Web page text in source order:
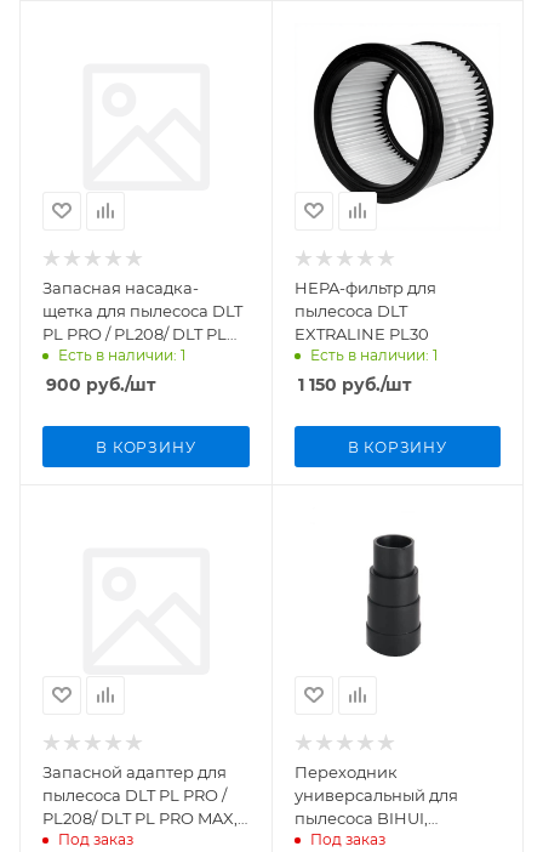
Запасная насадка-
щетка для пылесоса DLT
PL PRO / PL208/ DLT PL
PRO MAX, арт. 4547
Есть в наличии: 1
900 руб./шт
В КОРЗИНУ
HEPA-фильтр для
пылесоса DLT
EXTRALINE PL30
Есть в наличии: 1
1 150 руб./шт
В КОРЗИНУ
Запасной адаптер для
пылесоса DLT PL PRO /
PL208/ DLT PL PRO MAX,
арт.4546
Под заказ
Переходник
универсальный для
пылесоса BIHUI,
арт.VCB38-06
Под заказ